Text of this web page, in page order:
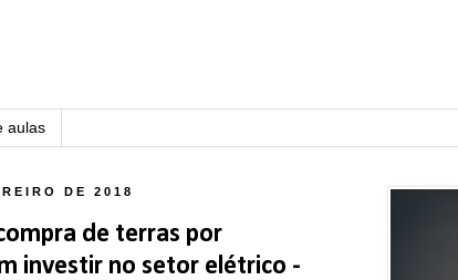
aulas
DE 2018
de terras por
investir no setor elétrico -